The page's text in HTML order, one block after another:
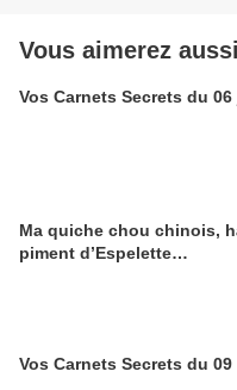
Vous aimerez aussi
Vos Carnets Secrets du
Ma quiche chou chinois,
piment d’Espelette…
Vos Carnets Secrets du 09